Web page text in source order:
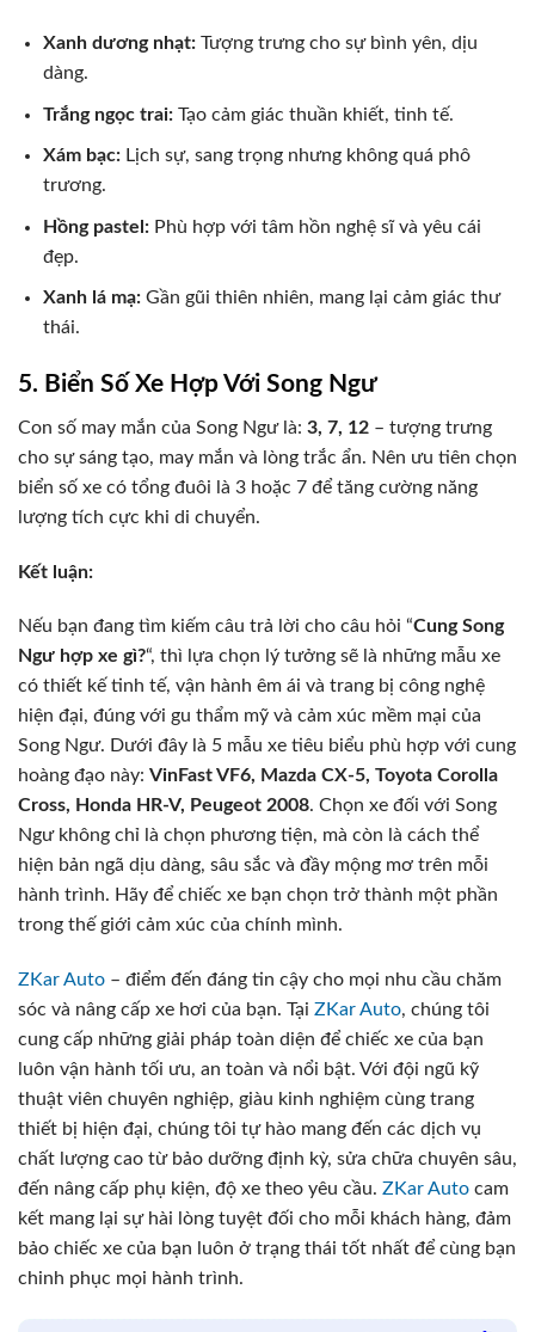
Xanh dương nhạt:Tượng trưng cho sự bình yên, dịu
dàng.
Trắng ngọc trai:Tạo cảm giác thuần khiết, tinh tế.
Xám bạc:Lịch sự, sang trọng nhưng không quá phô
trương.
Hồng pastel:Phù hợp với tâm hồn nghệ sĩ và yêu cái
đẹp.
Xanh lá mạ:Gần gũi thiên nhiên, mang lại cảm giác thư
thái.
5. Biển Số Xe Hợp Với Song Ngư
Con số may mắn của Song Ngư là: 3, 7, 12 – tượng trưng
cho sự sáng tạo, may mắn và lòng trắc ẩn. Nên ưu tiên chọn
biển số xe có tổng đuôi là 3 hoặc 7 để tăng cường năng
lượng tích cực khi di chuyển.
Kết luận:
Nếu bạn đang tìm kiếm câu trả lời cho câu hỏi “Cung Song
Ngư hợp xe gì?“, thì lựa chọn lý tưởng sẽ là những mẫu xe
có thiết kế tinh tế, vận hành êm ái và trang bị công nghệ
hiện đại, đúng với gu thẩm mỹ và cảm xúc mềm mại của
Song Ngư. Dưới đây là 5 mẫu xe tiêu biểu phù hợp với cung
hoàng đạo này: VinFast VF6, Mazda CX-5, Toyota Corolla
Cross, Honda HR-V, Peugeot 2008. Chọn xe đối với Song
Ngư không chỉ là chọn phương tiện, mà còn là cách thể
hiện bản ngã dịu dàng, sâu sắc và đầy mộng mơ trên mỗi
hành trình. Hãy để chiếc xe bạn chọn trở thành một phần
trong thế giới cảm xúc của chính mình.
ZKar Auto – điểm đến đáng tin cậy cho mọi nhu cầu chăm
sóc và nâng cấp xe hơi của bạn. Tại ZKar Auto, chúng tôi
cung cấp những giải pháp toàn diện để chiếc xe của bạn
luôn vận hành tối ưu, an toàn và nổi bật. Với đội ngũ kỹ
thuật viên chuyên nghiệp, giàu kinh nghiệm cùng trang
thiết bị hiện đại, chúng tôi tự hào mang đến các dịch vụ
chất lượng cao từ bảo dưỡng định kỳ, sửa chữa chuyên sâu,
đến nâng cấp phụ kiện, độ xe theo yêu cầu. ZKar Auto cam
kết mang lại sự hài lòng tuyệt đối cho mỗi khách hàng, đảm
bảo chiếc xe của bạn luôn ở trạng thái tốt nhất để cùng bạn
chinh phục mọi hành trình.